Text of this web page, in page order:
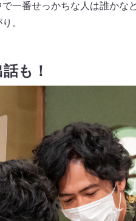
一番せっかちな人は誰かな
。
も！